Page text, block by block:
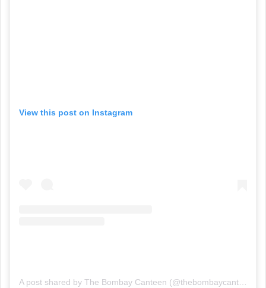
View this post on Instagram
A post shared by The Bombay Canteen (@thebombaycanteen)